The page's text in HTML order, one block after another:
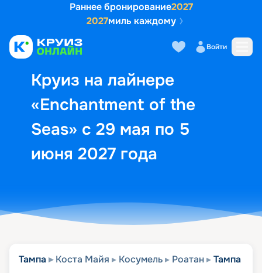
Раннее бронирование2027
2027миль каждому
Войти
Круиз на лайнере
«Enchantment of the
Seas» с 29 мая по 5
июня 2027 года
Выбор кают Маршрут и
Тампа Коста Майя Косумель Роатан Тампа